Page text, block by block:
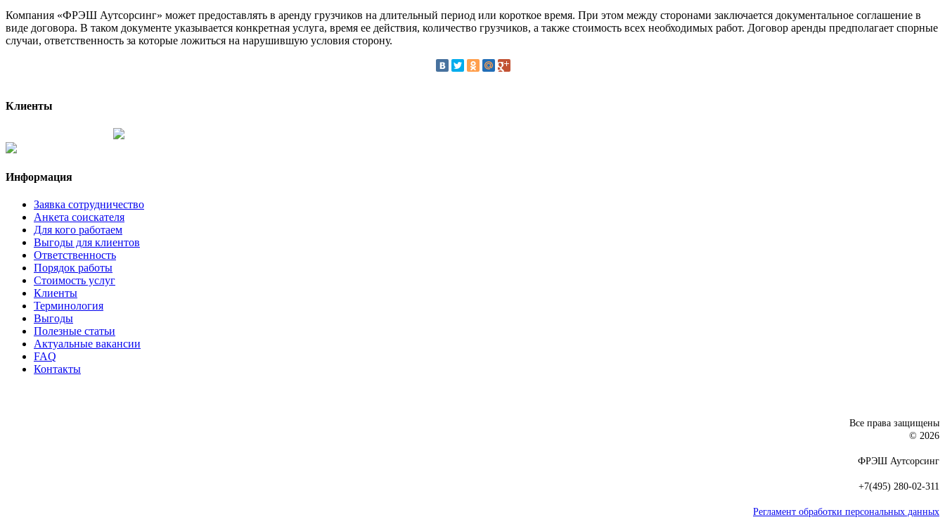
Компания «ФРЭШ Аутсорсинг» может предоставлять в аренду грузчиков на длительный период или короткое время. При этом между сторонами заключается документальное соглашение в
виде договора. В таком документе указывается конкретная услуга, время ее действия, количество грузчиков, а также стоимость всех необходимых работ. Договор аренды предполагает спорные
случаи, ответственность за которые ложиться на нарушившую условия сторону.
Клиенты
Информация
Заявка сотрудничество
Анкета соискателя
Для кого работаем
Выгоды для клиентов
Ответственность
Порядок работы
Стоимость услуг
Клиенты
Терминология
Выгоды
Полезные статьи
Актуальные вакансии
FAQ
Контакты
Все права защищены
© 2026
ФРЭШ Аутсорсинг
+7(495) 280-02-311
Регламент обработки персональных данных